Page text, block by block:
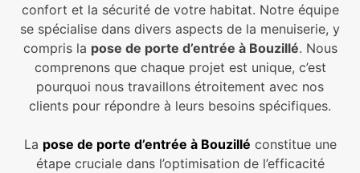
confort et la sécurité de votre habitat. Notre équipe
se spécialise dans divers aspects de la menuiserie, y
compris la pose de porte d’entrée à Bouzillé. Nous
comprenons que chaque projet est unique, c’est
pourquoi nous travaillons étroitement avec nos
clients pour répondre à leurs besoins spécifiques.
La pose de porte d’entrée à Bouzillé constitue une
étape cruciale dans l’optimisation de l’efficacité